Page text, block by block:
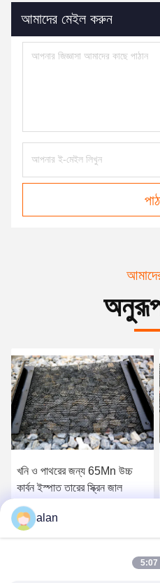
আমাদের মেইল ​​করুন
খনি ও পাথরের জন্য 65Mn উচ্চ
কার্বন ইস্পাত তারের স্ক্রিন জাল
alan
5:07